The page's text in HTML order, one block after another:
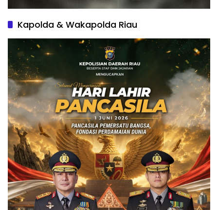
Kapolda & Wakapolda Riau